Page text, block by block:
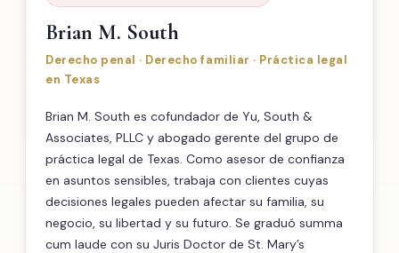
Brian M. South
Derecho penal · Derecho familiar · Práctica legal
en Texas
Brian M. South es cofundador de Yu, South &
Associates, PLLC y abogado gerente del grupo de
práctica legal de Texas. Como asesor de confianza
en asuntos sensibles, trabaja con clientes cuyas
decisiones legales pueden afectar su familia, su
negocio, su libertad y su futuro. Se graduó summa
cum laude con su Juris Doctor de St. Mary’s